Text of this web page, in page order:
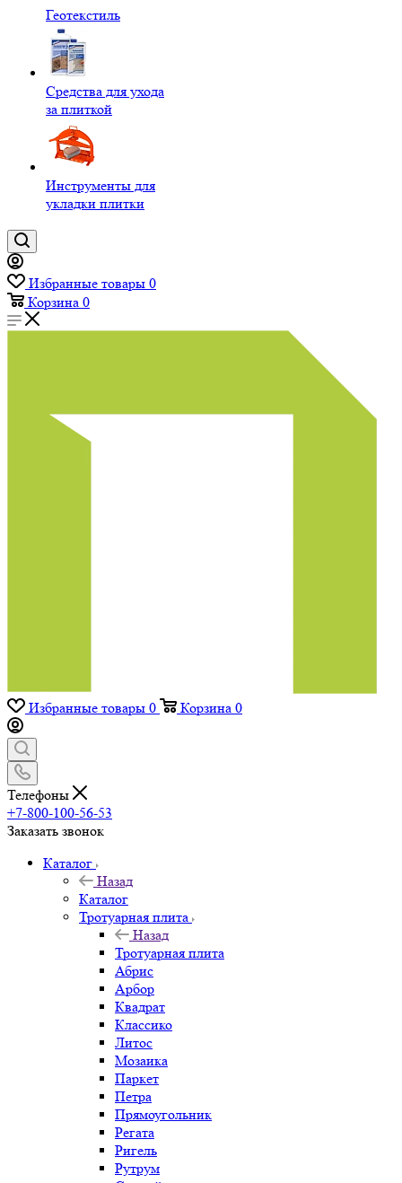
Геотекстиль
Средства для ухода
за плиткой
Инструменты для
укладки плитки
Избранные товары 0
Корзина 0
Избранные товары 0 Корзина 0
Телефоны
+7-800-100-56-53
Заказать звонок
Каталог
Назад
Каталог
Тротуарная плита
Назад
Тротуарная плита
Абрис
Арбор
Квадрат
Классико
Литос
Мозаика
Паркет
Петра
Прямоугольник
Регата
Ригель
Рутрум